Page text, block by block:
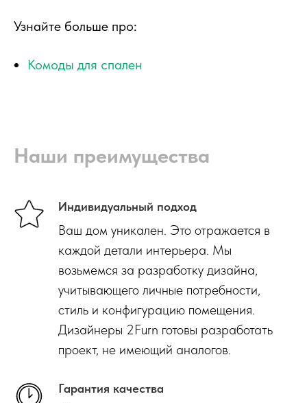
Узнайте больше про:
Комоды для спален
Наши преимущества
Индивидуальный подход
Ваш дом уникален. Это отражается в
каждой детали интерьера. Мы
возьмемся за разработку дизайна,
учитывающего личные потребности,
стиль и конфигурацию помещения.
Дизайнеры 2Furn готовы разработать
проект, не имеющий аналогов.
Гарантия качества